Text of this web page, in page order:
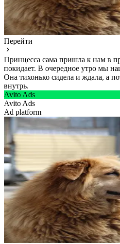
Перейти
Принцесса сама пришла к нам в
покидает. В очередное утро мы
Она тихонько сидела и ждала, а
внутрь.
Avito Ads
Avito Ads
Ad platform